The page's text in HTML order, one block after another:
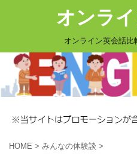
オンラ
オンライン英会話比
HOME > みんなの体験談 >